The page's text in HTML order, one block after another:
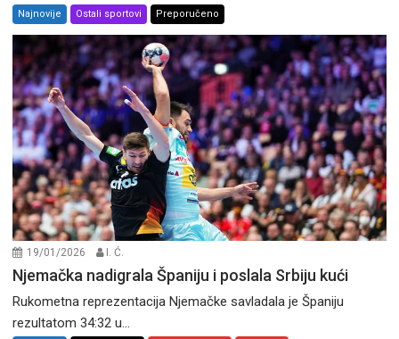
Najnovije Ostali sportovi Preporučeno
19/01/2026 I. Ć.
Njemačka nadigrala Španiju i poslala Srbiju kući
Rukometna reprezentacija Njemačke savladala je Španiju
rezultatom 34:32 u...